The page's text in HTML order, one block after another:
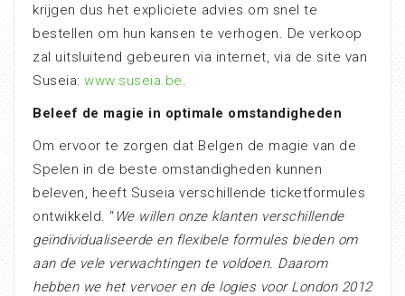
krijgen dus het expliciete advies om snel te
bestellen om hun kansen te verhogen. De verkoop
zal uitsluitend gebeuren via internet, via de site van
Suseia: www.suseia.be.
Beleef de magie in optimale omstandigheden
Om ervoor te zorgen dat Belgen de magie van de
Spelen in de beste omstandigheden kunnen
beleven, heeft Suseia verschillende ticketformules
ontwikkeld. “ We willen onze klanten verschillende
geïndividualiseerde en flexibele formules bieden om
aan de vele verwachtingen te voldoen. Daarom
hebben we het vervoer en de logies voor London 2012